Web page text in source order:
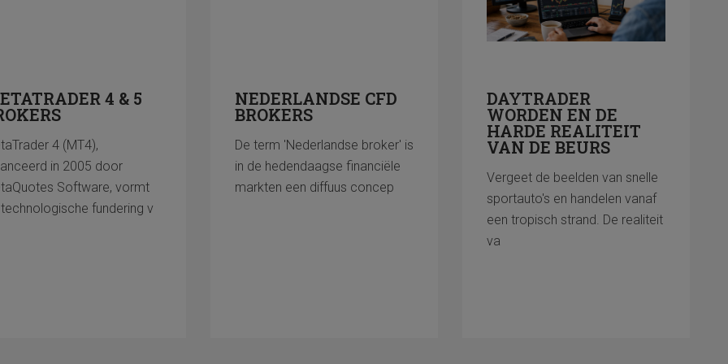
4 & 5
4 (MT4),
in 2005 door
Software, vormt
fundering v
NEDERLANDSE CFD
BROKERS
De term 'Nederlandse broker' is
in de hedendaagse financiële
markten een diffuus concep
DAYTRADER
WORDEN EN DE
HARDE REALITEIT
VAN DE BEURS
Vergeet de beelden van snelle
sportauto's en handelen vanaf
een tropisch strand. De realiteit
va